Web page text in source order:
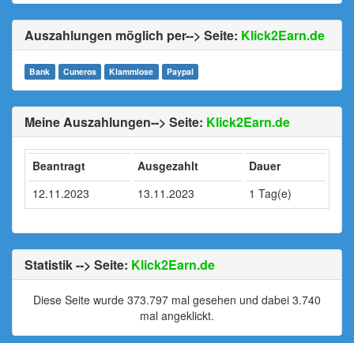
Auszahlungen möglich per--> Seite: Klick2Earn.de
Bank Cuneros Klammlose Paypal
Meine Auszahlungen--> Seite: Klick2Earn.de
Beantragt Ausgezahlt
Dauer
12.11.2023
13.11.2023 1 Tag(e)
Statistik --> Seite: Klick2Earn.de
Diese Seite wurde 373.797 mal gesehen und dabei 3.740
mal angeklickt.